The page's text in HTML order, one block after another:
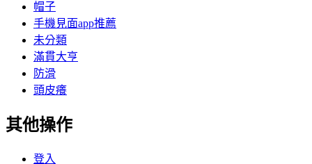
帽子
手機見面app推薦
未分類
滿貫大亨
防滑
頭皮癢
其他操作
登入